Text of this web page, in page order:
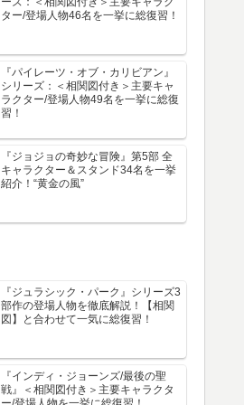
ター/登場人物46名を一挙に総復習！
『パイレーツ・オブ・カリビアン』
シリーズ：＜相関図付き＞主要キャ
ラクター/登場人物49名を一挙に総復
習！
『ジョジョの奇妙な冒険』第5部 全
キャラクター＆スタンド34名を一挙
紹介！“黄金の風”
『ジュラシック・パーク』シリーズ3
部作の登場人物を徹底解説！【相関
図】と合わせて一気に総復習！
『インディ・ジョーンズ/最後の聖
戦』＜相関図付き＞主要キャラクタ